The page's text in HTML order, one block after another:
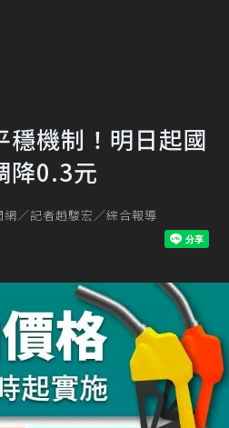
穩機制！明日起國
降0.3元
網／記者趙駿宏／綜合報導